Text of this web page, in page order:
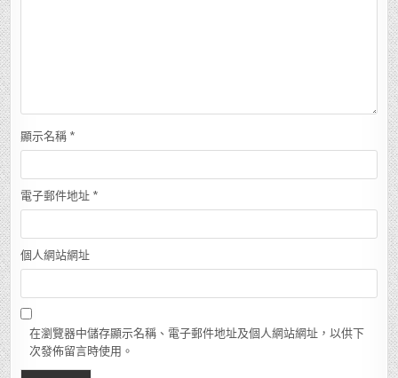
顯示名稱 *
電子郵件地址 *
個人網站網址
在瀏覽器中儲存顯示名稱、電子郵件地址及個人網站網址，以供下
次發佈留言時使用。